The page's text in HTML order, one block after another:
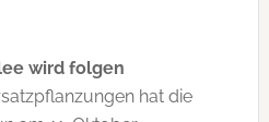
wird folgen
hat die